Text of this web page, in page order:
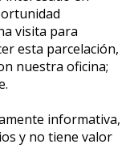
visita para
esta parcelación,
nuestra oficina;
informativa,
y no tiene valor